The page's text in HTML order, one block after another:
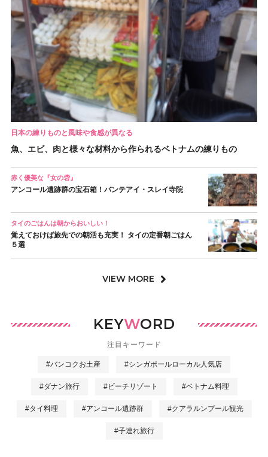
日本の練りものと風味や食感が異なる
魚、エビ、肉と様々な材料から作られるベトナムの練りもの
赤く優美な『女の砦』
アンコール遺跡群の宝石箱！バンテアイ・スレイ寺院
タイのごはんは朝からおいしい！
覚えておけば旅先での朝活も充実！ タイの定番朝ごはん
５選
VIEW MORE
KEYWORD
注目キーワード
#バンコクお土産 #シンガポールローカル人気店
#ダナン旅行 #ビーチリゾート #ベトナム料理
#タイ料理 #アンコール遺跡群 #クアラルンプール観光
#子連れ旅行